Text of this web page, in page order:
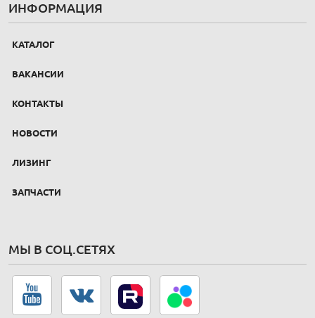
ИНФОРМАЦИЯ
КАТАЛОГ
ВАКАНСИИ
КОНТАКТЫ
НОВОСТИ
ЛИЗИНГ
ЗАПЧАСТИ
МЫ В СОЦ.СЕТЯХ